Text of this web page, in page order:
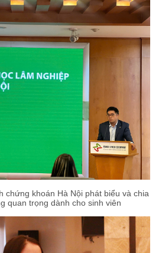
chứng khoán Hà Nội phát biểu và chia
quan trọng dành cho sinh viên